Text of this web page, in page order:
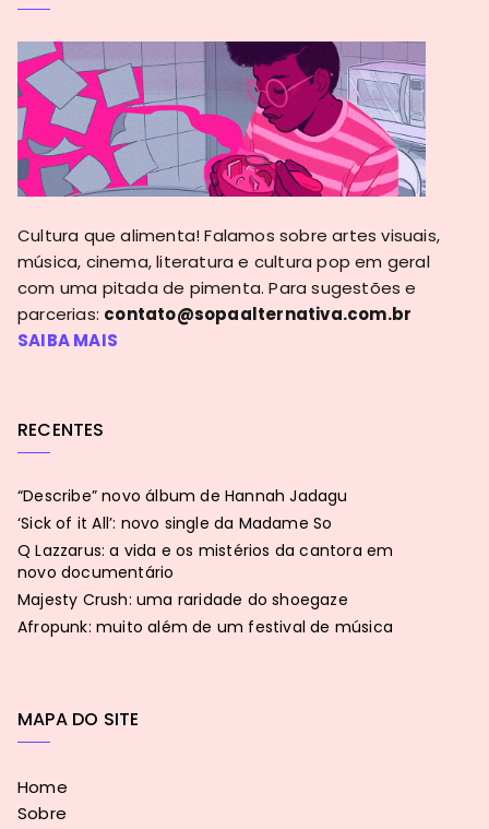
Cultura que alimenta! Falamos sobre artes visuais,
música, cinema, literatura e cultura pop em geral
com uma pitada de pimenta. Para sugestões e
parcerias: contato@sopaalternativa.com.br
SAIBA MAIS
RECENTES
“Describe” novo álbum de Hannah Jadagu
‘Sick of it All’: novo single da Madame So
Q Lazzarus: a vida e os mistérios da cantora em
novo documentário
Majesty Crush: uma raridade do shoegaze
Afropunk: muito além de um festival de música
MAPA DO SITE
Home
Sobre